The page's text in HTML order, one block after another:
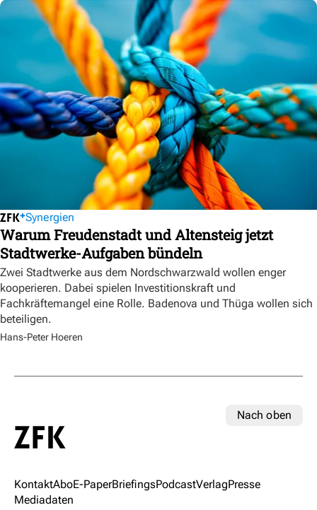
Synergien
Warum Freudenstadt und Altensteig jetzt
Stadtwerke-Aufgaben bündeln
Zwei Stadtwerke aus dem Nordschwarzwald wollen enger
kooperieren. Dabei spielen Investitionskraft und
Fachkräftemangel eine Rolle. Badenova und Thüga wollen sich
beteiligen.
Hans-Peter Hoeren
Nach oben
KontaktAboE-PaperBriefingsPodcastVerlagPresse
Mediadaten